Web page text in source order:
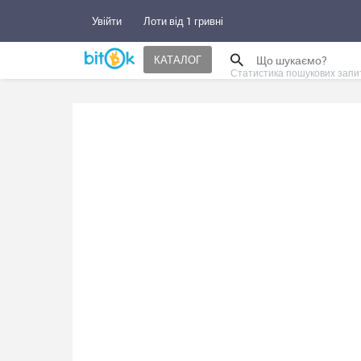
Увійти Лоти від 1 гривні
КАТАЛОГ
Статистика пошукових